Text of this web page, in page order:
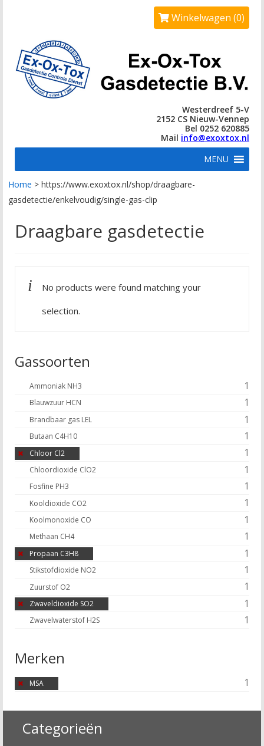
Winkelwagen (0)
Westerdreef 5-V
2152 CS Nieuw-Vennep
Bel 0252 620885
Mail info@exoxtox.nl
MENU
Home > https://www.exoxtox.nl/shop/draagbare-
gasdetectie/enkelvoudig/single-gas-clip
Draagbare gasdetectie
No products were found matching your
selection.
Gassoorten
Ammoniak NH3 1
Blauwzuur HCN 1
Brandbaar gas LEL 1
Butaan C4H10 1
Chloor Cl2 1
Chloordioxide ClO2 1
Fosfine PH3 1
Kooldioxide CO2 1
Koolmonoxide CO 1
Methaan CH4 1
Propaan C3H8 1
Stikstofdioxide NO2 1
Zuurstof O2 1
Zwaveldioxide SO2 1
Zwavelwaterstof H2S 1
Merken
MSA 1
Categorieën